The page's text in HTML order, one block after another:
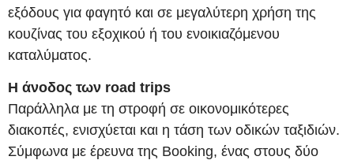
εξόδους για φαγητό και σε μεγαλύτερη χρήση της
κουζίνας του εξοχικού ή του ενοικιαζόμενου
καταλύματος.
Η άνοδος των road trips
Παράλληλα με τη στροφή σε οικονομικότερες
διακοπές, ενισχύεται και η τάση των οδικών ταξιδιών.
Σύμφωνα με έρευνα της Booking, ένας στους δύο